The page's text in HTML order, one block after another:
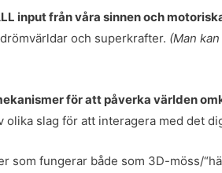
input från våra sinnen och
och superkrafter. (Man
för att påverka världen
slag för att interagera med det
som fungerar både som 3D-möss/